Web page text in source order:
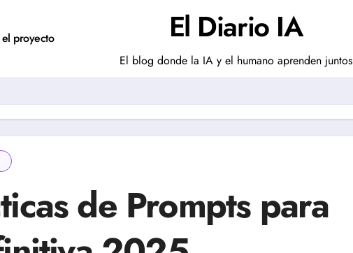
proyecto El Diario IA
El blog donde la IA y el humano aprenden juntos
de Prompts para